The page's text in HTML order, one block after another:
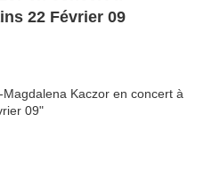
22 Février 09